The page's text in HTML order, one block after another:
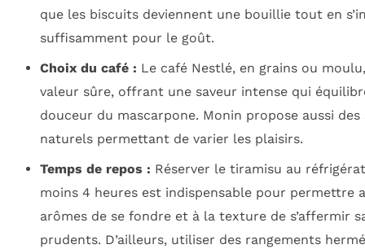
que les biscuits deviennent une bouillie tout en
suffisamment pour le goût.
Choix du café : Le café Nestlé, en grains ou
valeur sûre, offrant une saveur intense qui
douceur du mascarpone. Monin propose aussi des
naturels permettant de varier les plaisirs.
Temps de repos : Réserver le tiramisu au
moins 4 heures est indispensable pour permettre
arômes de se fondre et à la texture de s’affermir
prudents. D’ailleurs, utiliser des rangements